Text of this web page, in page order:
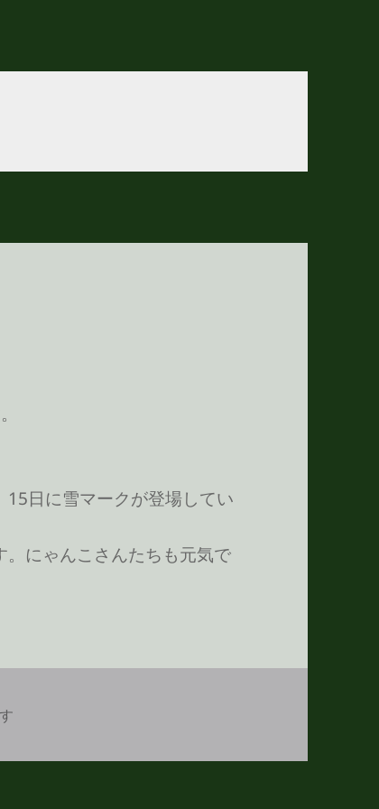
日に雪マークが登場してい
にゃんこさんたちも元気で
に